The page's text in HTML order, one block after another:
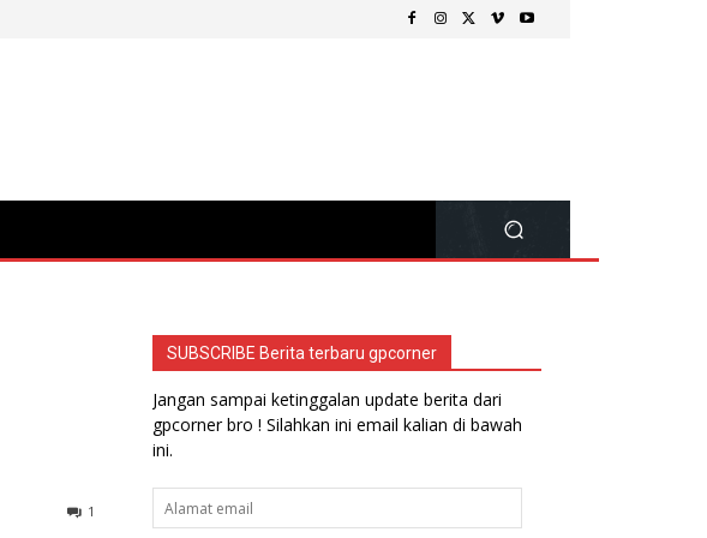
1
SUBSCRIBE Berita terbaru gpcorner
Jangan sampai ketinggalan update berita dari
gpcorner bro ! Silahkan ini email kalian di bawah
ini.
Alamat
email